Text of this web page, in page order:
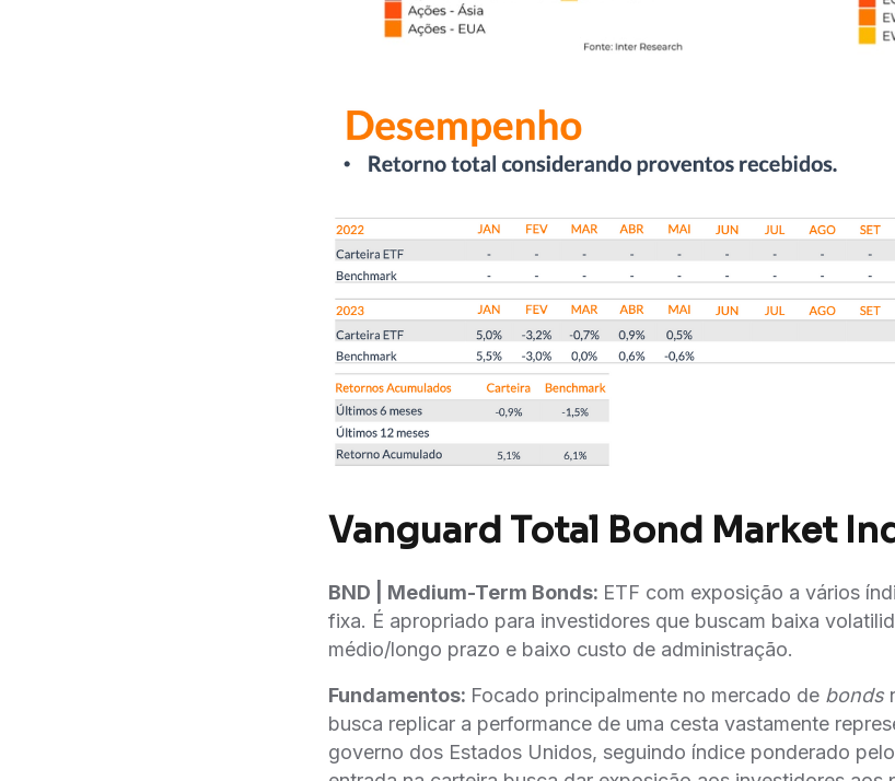
Vanguard Total Bond Market
BND | Medium-Term Bonds: ETF com exposição a vários
fixa. É apropriado para investidores que buscam baixa
médio/longo prazo e baixo custo de administração.
Fundamentos: Focado principalmente no mercado de bonds
busca replicar a performance de uma cesta vastamente
governo dos Estados Unidos, seguindo índice ponderado